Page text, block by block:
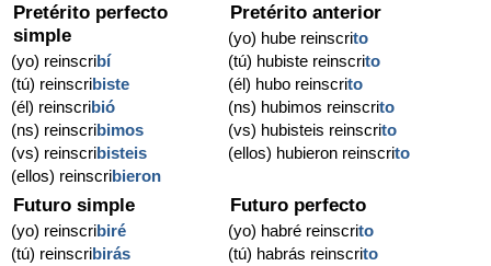
Pretérito perfecto
simple
(yo) reinscribí
(tú) reinscribiste
(él) reinscribió
(ns) reinscribimos
(vs) reinscribisteis
(ellos) reinscribieron
Pretérito anterior
(yo) hube reinscrito
(tú) hubiste reinscrito
(él) hubo reinscrito
(ns) hubimos reinscrito
(vs) hubisteis reinscrito
(ellos) hubieron reinscrito
Futuro simple
(yo) reinscribiré
(tú) reinscribirás
Futuro perfecto
(yo) habré reinscrito
(tú) habrás reinscrito